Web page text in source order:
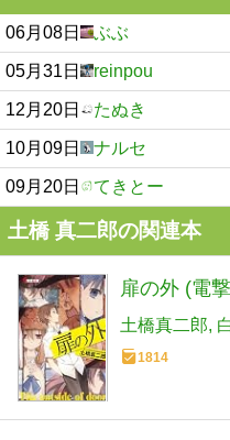
06月08日 ぶぶ
05月31日 reinpou
12月20日 たぬき
10月09日 ナルセ
09月20日 てきとー
土橋 真二郎の関連本
扉の外 (電
土橋真二郎
1814